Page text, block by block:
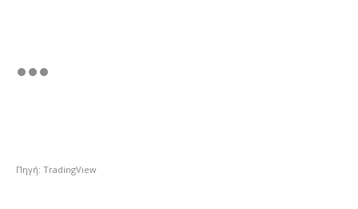
Πηγή: TradingView